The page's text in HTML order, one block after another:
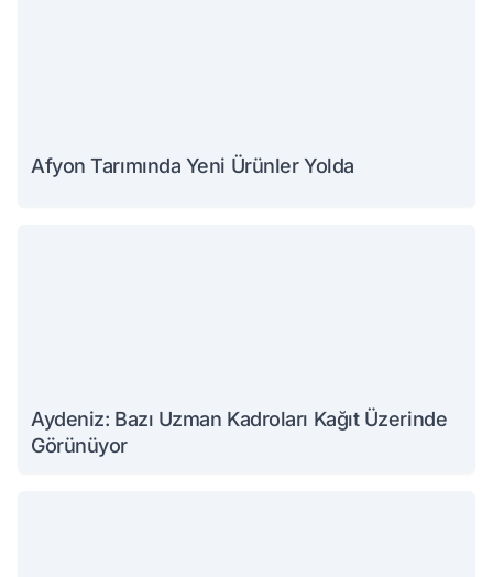
Afyon Tarımında Yeni Ürünler Yolda
Aydeniz: Bazı Uzman Kadroları Kağıt Üzerinde
Görünüyor